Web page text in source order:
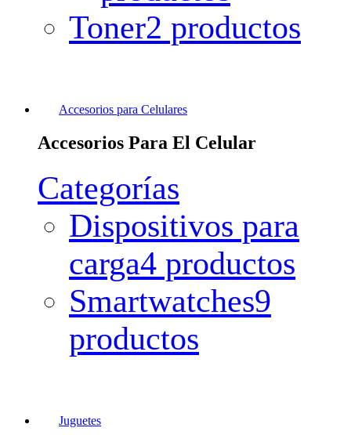
Toner2 productos
Accesorios para Celulares
Accesorios Para El Celular
Categorías
Dispositivos para
carga4 productos
Smartwatches9
productos
Juguetes